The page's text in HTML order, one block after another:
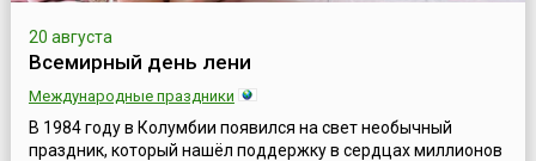
20 августа
Всемирный день лени
Международные праздники
В 1984 году в Колумбии появился на свет необычный
праздник, который нашёл поддержку в сердцах миллионов